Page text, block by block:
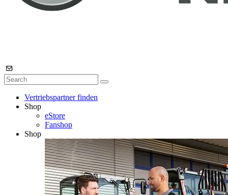
Vertriebspartner finden
Shop
eStore
Fanshop
Shop